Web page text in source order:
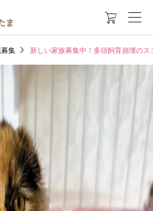

募集 新しい家族募集中！多頭飼育崩壊の